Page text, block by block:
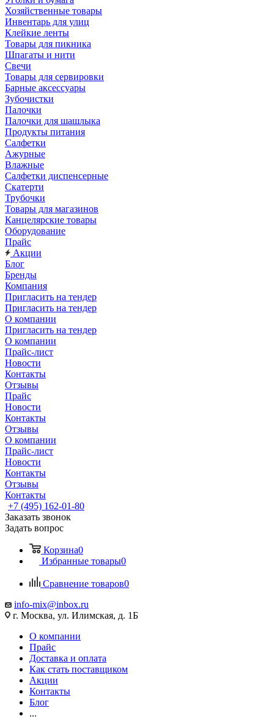
Хозяйственные товары
Инвентарь для улиц
Клейкие ленты
Товары для пикника
Шпагаты и нити
Свечи
Товары для сервировки
Барные аксессуары
Зубочистки
Палочки
Палочки для шашлыка
Продукты питания
Салфетки
Ажурные
Влажные
Салфетки диспенсерные
Скатерти
Трубочки
Товары для магазинов
Канцелярские товары
Оборудование
Прайс
Акции
Блог
Бренды
Компания
Пригласить на тендер
Пригласить на тендер
О компании
Пригласить на тендер
О компании
Прайс-лист
Новости
Контакты
Отзывы
Прайс
Новости
Контакты
Отзывы
О компании
Прайс-лист
Новости
Контакты
Отзывы
Контакты
+7 (495) 162-01-80
Заказать звонок
Задать вопрос
Корзина0
Избранные товары0
Сравнение товаров0
info-mix@inbox.ru
г. Москва, ул. Илимская, д. 1Б
О компании
Прайс
Доставка и оплата
Как стать поставщиком
Акции
Контакты
Блог
...